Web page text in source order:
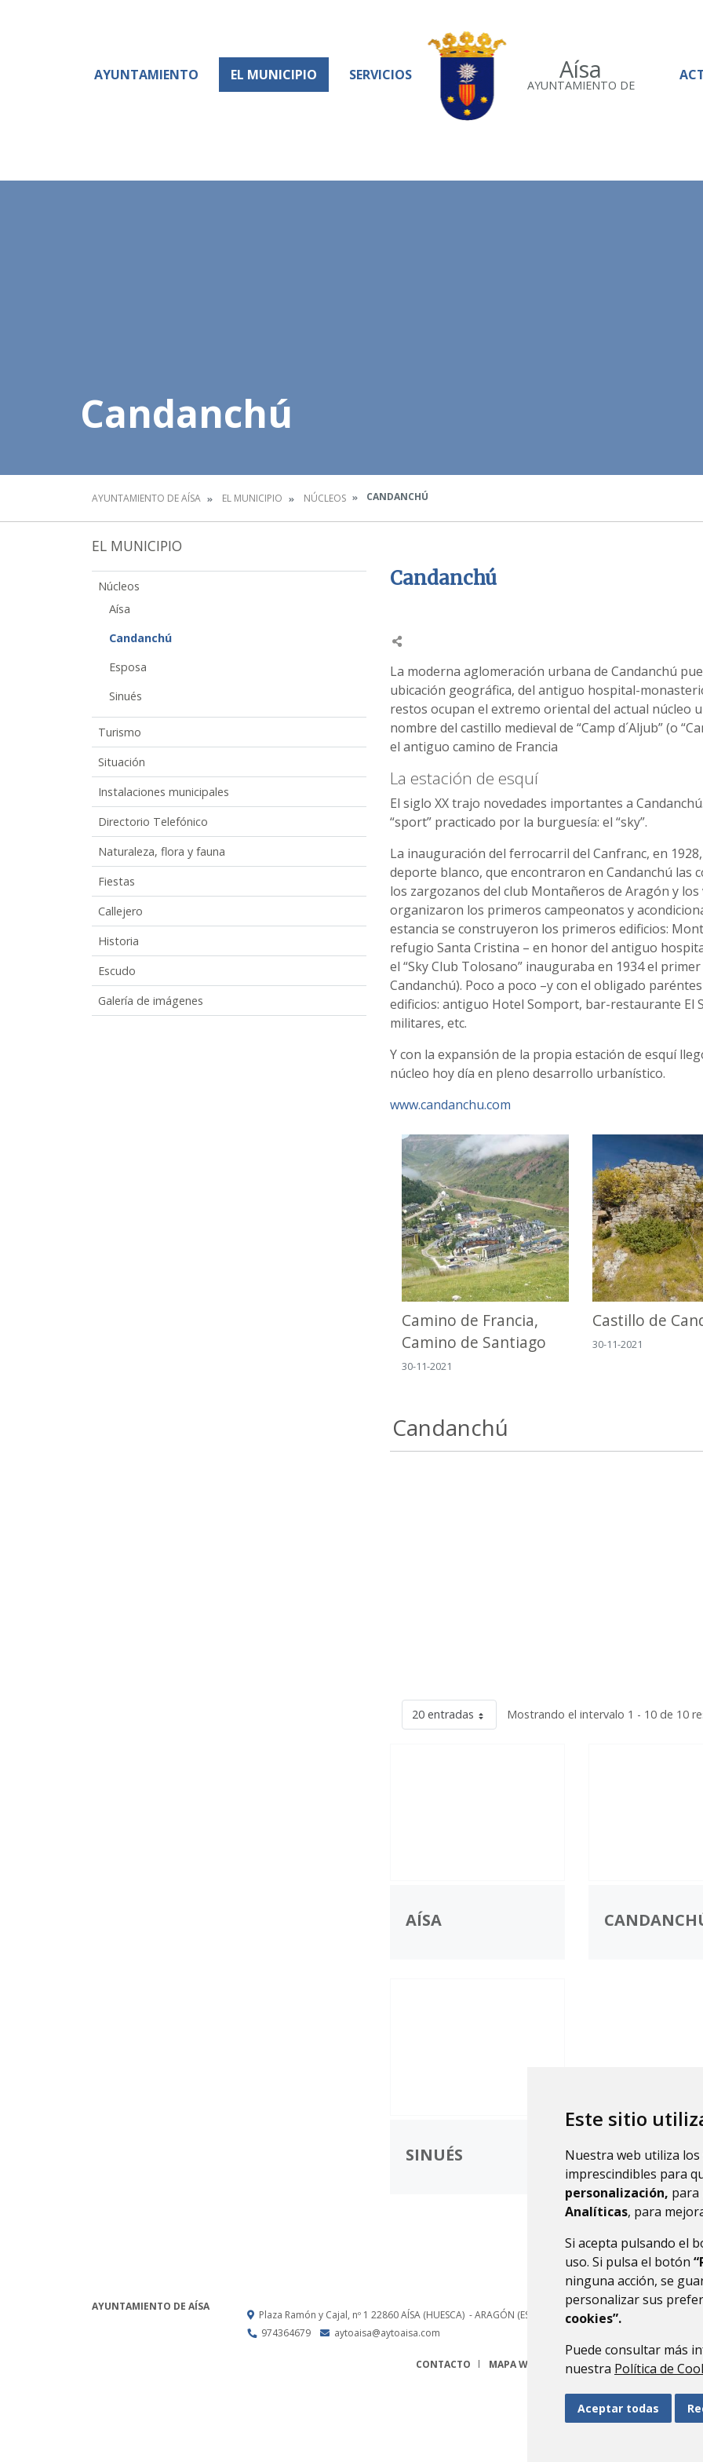
Este sitio
Nuestra web utiliza
imprescindibles para
personalización, para
Analíticas, para
Si acepta pulsando el
uso. Si pulsa el botón
ninguna acción, se
personalizar sus
cookies”.
Puede consultar más
nuestra Política de
Aceptar todas
Aísa
AYUNTAMIENTO DE
AYUNTAMIENTO EL MUNICIPIO SERVICIOS
Candanchú
AYUNTAMIENTO DE AÍSA EL MUNICIPIO NÚCLEOS CANDANCHÚ
EL MUNICIPIO
Núcleos
Aísa
Candanchú
Esposa
Sinués
Turismo
Situación
Instalaciones municipales
Directorio Telefónico
Naturaleza, flora y fauna
Fiestas
Callejero
Historia
Escudo
Galería de imágenes
Candanchú
La moderna aglomeración urbana de Candanchú
ubicación geográfica, del antiguo hospital-
restos ocupan el extremo oriental del actual núcleo
nombre del castillo medieval de “Camp d´Aljub” (o
el antiguo camino de Francia
La estación de esquí
El siglo XX trajo novedades importantes a
“sport” practicado por la burguesía: el “sky”.
La inauguración del ferrocarril del Canfranc, en
deporte blanco, que encontraron en Candanchú las
los zargozanos del club Montañeros de Aragón y los
organizaron los primeros campeonatos y
estancia se construyeron los primeros edificios:
refugio Santa Cristina – en honor del antiguo
el “Sky Club Tolosano” inauguraba en 1934 el
Candanchú). Poco a poco –y con el obligado
edificios: antiguo Hotel Somport, bar-restaurante El
militares, etc.
Y con la expansión de la propia estación de esquí
núcleo hoy día en pleno desarrollo urbanístico.
www.candanchu.com
Camino de Francia,
Camino de Santiago
30-11-2021
Castillo de
30-11-2021
Candanchú
20 entradas Mostrando el intervalo 1 - 10 de 10
AÍSA
SINUÉS
AYUNTAMIENTO DE AÍSA
Plaza Ramón y Cajal, nº 1 22860AÍSA (HUESCA) - ARAGÓN (ESPAÑA)
974364679
aytoaisa@aytoaisa.com
CONTACTO MAPA WEB AVISO LEGAL PROTECCIÓN